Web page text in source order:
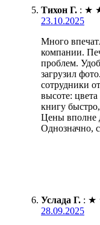
Тихон Г. : ★
23.10.2025
Много
компании.
проблем.
загрузил
сотрудники
высоте:
книгу
Цены вполне
Однозначно,
Услада Г. : ★
28.09.2025